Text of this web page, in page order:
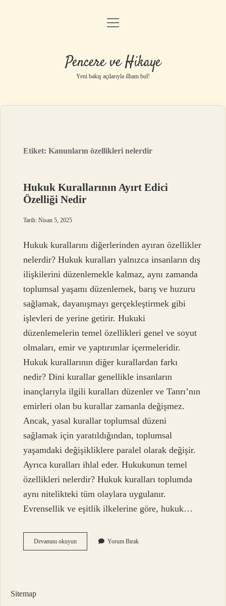
Anasayfa
Yasal Uyarı
menüyü
Pencere ve Hikaye
Yeni bakış açılarıyla ilham bul!
Etiket:Kanunların özellikleri nelerdir
Hukuk Kurallarının Ayırt Edici
Özelliği Nedir
Tarih: Nisan 5, 2025
Hukuk kurallarını diğerlerinden ayıran özellikler
nelerdir? Hukuk kuralları yalnızca insanların dış
ilişkilerini düzenlemekle kalmaz, aynı zamanda
toplumsal yaşamı düzenlemek, barış ve huzuru
sağlamak, dayanışmayı gerçekleştirmek gibi
işlevleri de yerine getirir. Hukuki
düzenlemelerin temel özellikleri genel ve soyut
olmaları, emir ve yaptırımlar içermeleridir.
Hukuk kurallarının diğer kurallardan farkı
nedir? Dini kurallar genellikle insanların
inançlarıyla ilgili kuralları düzenler ve Tanrı’nın
emirleri olan bu kurallar zamanla değişmez.
Ancak, yasal kurallar toplumsal düzeni
sağlamak için yaratıldığından, toplumsal
yaşamdaki değişikliklere paralel olarak değişir.
Ayrıca kuralları ihlal eder. Hukukunun temel
özellikleri nelerdir? Hukuk kuralları toplumda
aynı nitelikteki tüm olaylara uygulanır.
Evrensellik ve eşitlik ilkelerine göre, hukuk…
Devamını okuyunHukuk
Kurallarının
Yorum Bırak
Sitemap